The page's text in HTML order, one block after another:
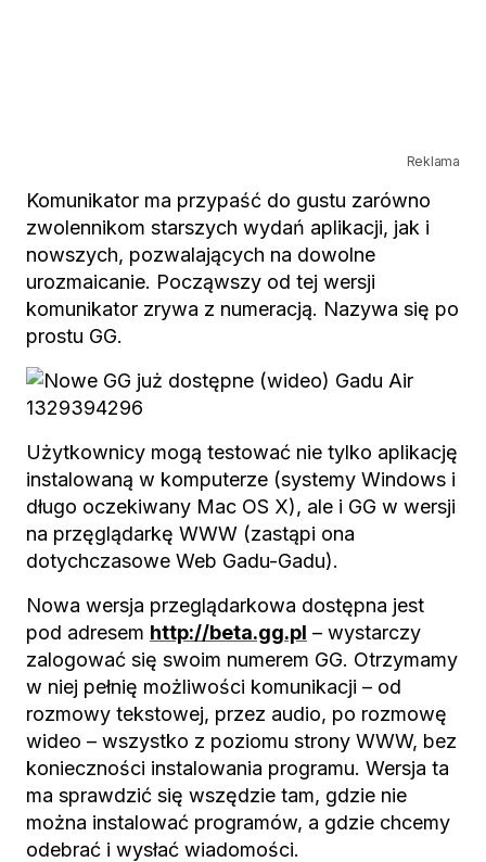
Reklama
Komunikator ma przypaść do gustu zarówno
zwolennikom starszych wydań aplikacji, jak i
nowszych, pozwalających na dowolne
urozmaicanie. Począwszy od tej wersji
komunikator zrywa z numeracją. Nazywa się po
prostu GG.
Użytkownicy mogą testować nie tylko aplikację
instalowaną w komputerze (systemy Windows i
długo oczekiwany Mac OS X), ale i GG w wersji
na przęglądarkę WWW (zastąpi ona
dotychczasowe Web Gadu-Gadu).
Nowa wersja przeglądarkowa dostępna jest
pod adresem http://beta.gg.pl – wystarczy
zalogować się swoim numerem GG. Otrzymamy
w niej pełnię możliwości komunikacji – od
rozmowy tekstowej, przez audio, po rozmowę
wideo – wszystko z poziomu strony WWW, bez
konieczności instalowania programu. Wersja ta
ma sprawdzić się wszędzie tam, gdzie nie
można instalować programów, a gdzie chcemy
odebrać i wysłać wiadomości.